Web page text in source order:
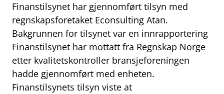
businessOm Finanstilsynet
mail_outlineKontakt oss
work_outlineJobb hos oss
dashboard Informasjon for investorer
Finanstilsynet har gjennomført tilsyn med
regnskapsforetaket Econsulting Atan.
Bakgrunnen for tilsynet var en innrapportering
Finanstilsynet har mottatt fra Regnskap Norge
etter kvalitetskontroller bransjeforeningen
hadde gjennomført med enheten.
Finanstilsynets tilsyn viste at